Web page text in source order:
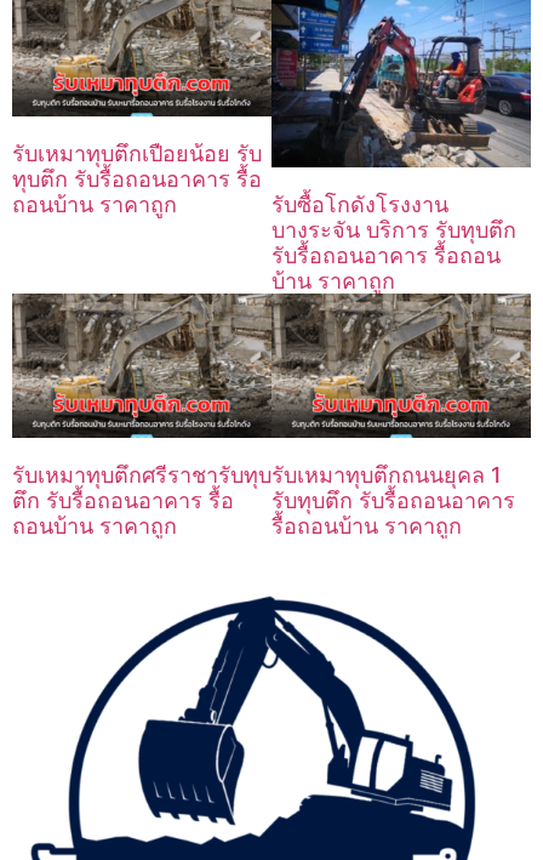
รับเหมาทุบตึกเปือยน้อย รับ
ทุบตึก รับรื้อถอนอาคาร รื้อ
ถอนบ้าน ราคาถูก
รับซื้อโกดังโรงงาน
บางระจัน บริการ รับทุบตึก
รับรื้อถอนอาคาร รื้อถอน
บ้าน ราคาถูก
รับเหมาทุบตึกศรีราชารับทุบ
ตึก รับรื้อถอนอาคาร รื้อ
ถอนบ้าน ราคาถูก
รับเหมาทุบตึกถนนยุคล 1
รับทุบตึก รับรื้อถอนอาคาร
รื้อถอนบ้าน ราคาถูก